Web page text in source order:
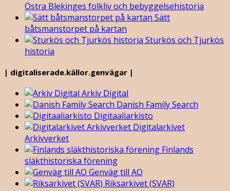
Östra Blekinges folkliv och bebyggelsehistoria
Sätt
båtsmanstorpet på kartan
Sturkös och Tjurkös
historia
| digitaliserade.källor.genvägar |
Arkiv Digital
Danish Family Search
Digitaaliarkisto
Digitalarkivet
Arkivverket
Finlands
släkthistoriska förening
Genväg till AO
Riksarkivet (SVAR)